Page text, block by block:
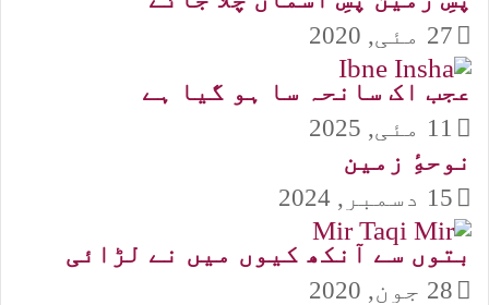
27 مئی, 2020
عجب اک سانحہ سا ہو گیا ہے
11 مئی, 2025
نوحهِٔ زمین
15 دسمبر, 2024
بتوں سے آنکھ کیوں میں نے لڑائی
28 جون, 2020